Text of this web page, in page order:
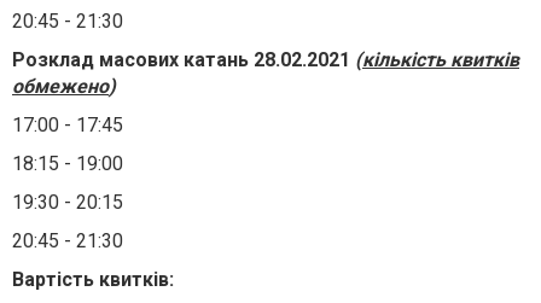
20:45 - 21:30
Розклад масових катань 28.02.2021 (кількість квитків
обмежено)
17:00 - 17:45
18:15 - 19:00
19:30 - 20:15
20:45 - 21:30
Вартість квитків: